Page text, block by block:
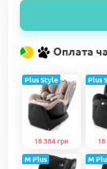
Оплата
18 384 грн
Plus Style
18
Plus
M Plus M